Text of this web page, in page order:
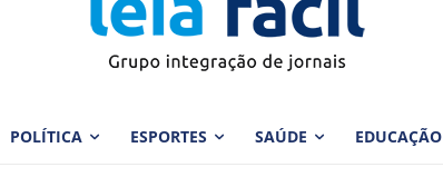
POLÍTICA ESPORTES SAÚDE EDUCAÇÃO